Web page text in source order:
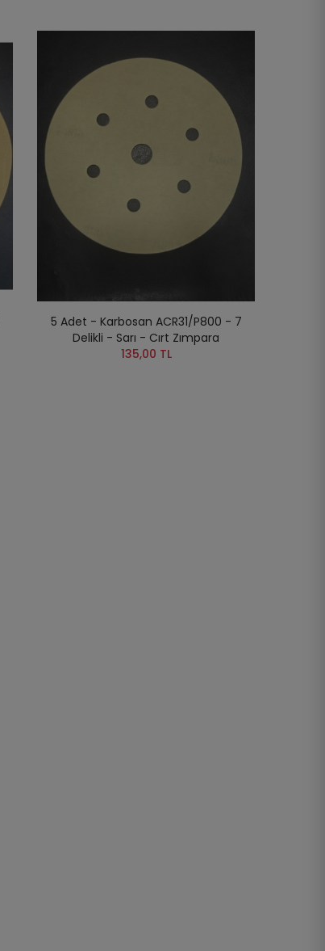
5 Adet - Karbosan ACR31/P800 - 7
Delikli - Sarı - Cırt Zımpara
135,00 TL